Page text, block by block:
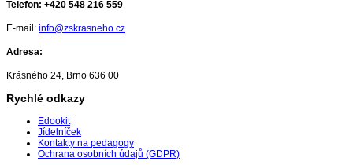
Telefon: +420 548 216 559
E-mail: info@zskrasneho.cz
Adresa:
Krásného 24, Brno 636 00
Rychlé odkazy
Edookit
Jídelníček
Kontakty na pedagogy
Ochrana osobních údajů (GDPR)